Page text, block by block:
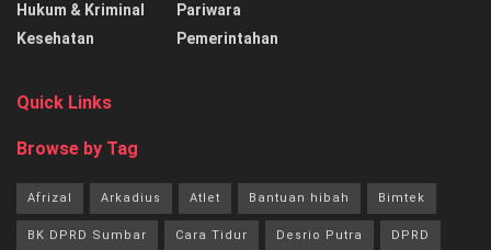
Hukum & Kriminal
Kesehatan
Pariwara
Pemerintahan
Quick Links
Browse by Tag
Afrizal Arkadius Atlet Bantuan hibah Bimtek
BK DPRD Sumbar Cara Tidur Desrio Putra DPRD